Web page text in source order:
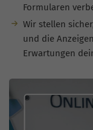
Formularen
Wir stellen
und die
Erwartungen